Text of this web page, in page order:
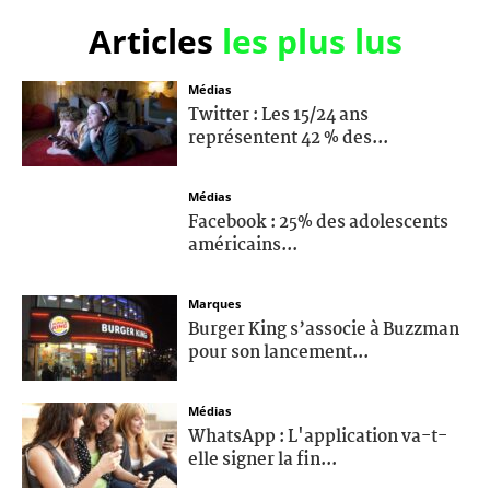
Articles les plus lus
Médias
Twitter : Les 15/24 ans
représentent 42 % des...
Médias
Facebook : 25% des adolescents
américains...
Marques
Burger King s’associe à Buzzman
pour son lancement...
Médias
WhatsApp : L'application va-t-
elle signer la fin...